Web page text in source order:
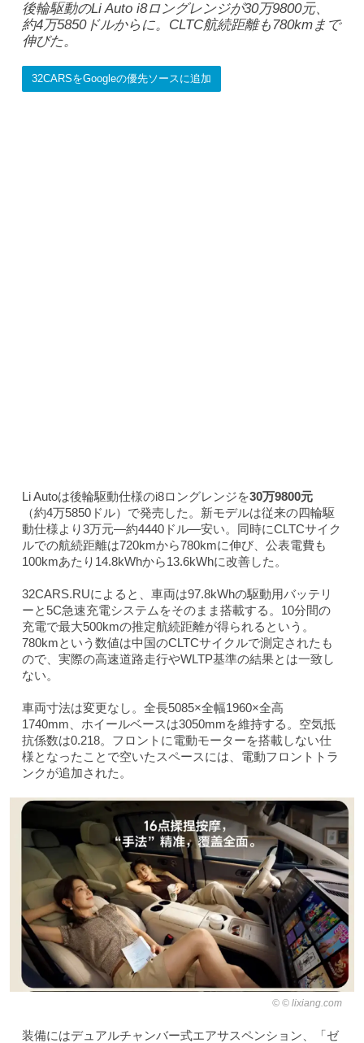
後輪駆動のLi Auto i8ロングレンジが30万9800元、
約4万5850ドルからに。CLTC航続距離も780kmまで
伸びた。
32CARSをGoogleの優先ソースに追加
Li Autoは後輪駆動仕様のi8ロングレンジを30万9800元
（約4万5850ドル）で発売した。新モデルは従来の四輪駆
動仕様より3万元—約4440ドル—安い。同時にCLTCサイク
ルでの航続距離は720kmから780kmに伸び、公表電費も
100kmあたり14.8kWhから13.6kWhに改善した。
32CARS.RUによると、車両は97.8kWhの駆動用バッテリ
ーと5C急速充電システムをそのまま搭載する。10分間の
充電で最大500kmの推定航続距離が得られるという。
780kmという数値は中国のCLTCサイクルで測定されたも
ので、実際の高速道路走行やWLTP基準の結果とは一致し
ない。
車両寸法は変更なし。全長5085×全幅1960×全高
1740mm、ホイールベースは3050mmを維持する。空気抵
抗係数は0.218。フロントに電動モーターを搭載しない仕
様となったことで空いたスペースには、電動フロントトラ
ンクが追加された。
© lixiang.com
装備にはデュアルチャンバー式エアサスペンション、「ゼ